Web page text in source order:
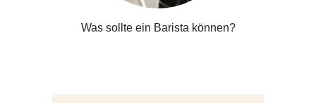
Was sollte ein Barista können?